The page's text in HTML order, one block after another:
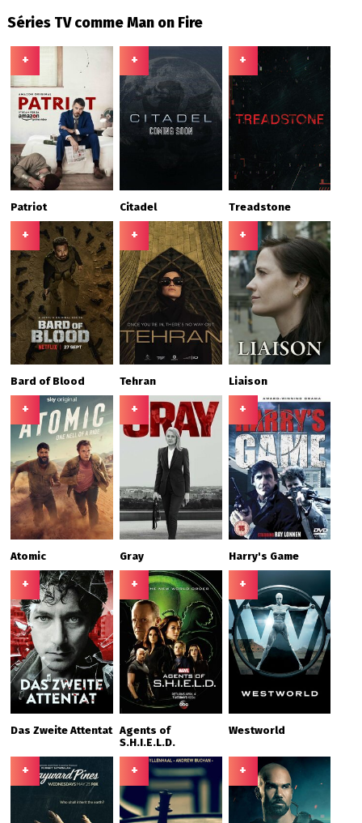
Séries TV comme Man on Fire
+
Patriot
+
Citadel
+
Treadstone
+
Bard of Blood
+
Tehran
+
Liaison
+
Atomic
+
Gray
+
Harry's Game
+
Das Zweite Attentat
+
Agents of
S.H.I.E.L.D.
+
Westworld
+ + +